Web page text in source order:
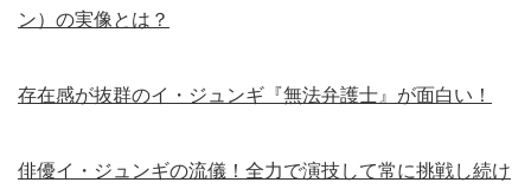
ン）の実像とは？
存在感が抜群のイ・ジュンギ『無法弁護士』が面白い！
俳優イ・ジュンギの流儀！全力で演技して常に挑戦し続け